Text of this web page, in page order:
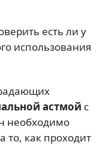
есть ли у
использования
астмой с
необходимо
то, как проходит